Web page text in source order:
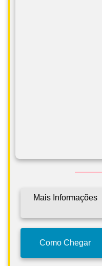
Mais Informações
Como Chegar